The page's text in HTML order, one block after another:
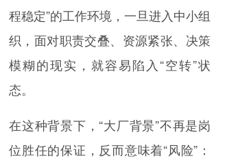
程稳定”的工作环境，一旦进入中小组
织，面对职责交叠、资源紧张、决策
模糊的现实，就容易陷入“空转”状
态。
在这种背景下，“大厂背景”不再是岗
位胜任的保证，反而意味着“风险”：